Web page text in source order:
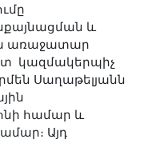
և
առաջատար
կազմակերպիչ
Սաղաթելյանն
համար և
Այդ